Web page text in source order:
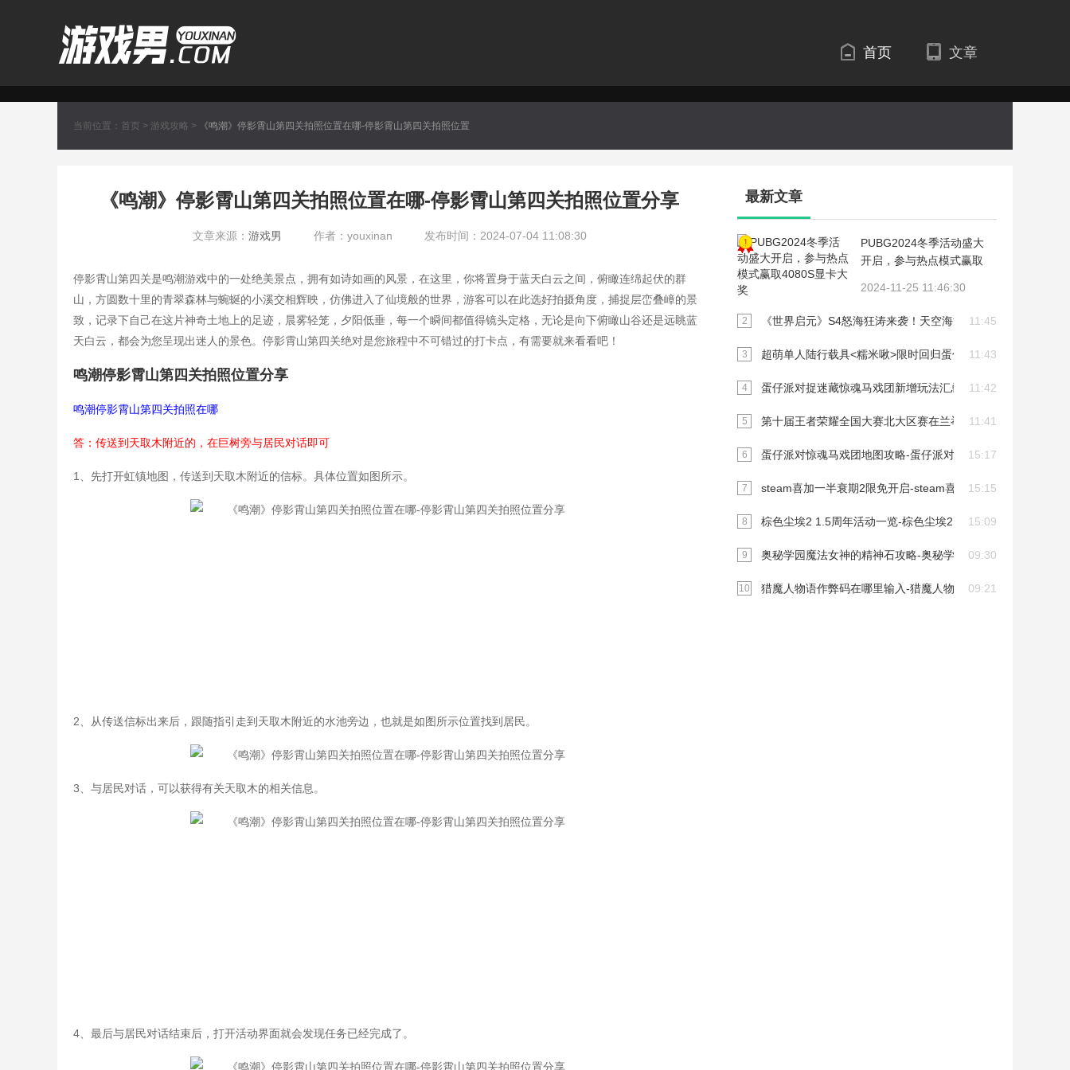
首页 文章
当前位置： 首页 > 游戏攻略 > 《鸣潮》停影霄山第四关拍照位置在哪-停影霄山第四关拍照位置
分享
《鸣潮》停影霄山第四关拍照位置在哪-停影霄山第四关拍照位置分享
文章来源： 游戏男 作者：youxinan 发布时间：2024-07-04 11:08:30
停影霄山第四关是鸣潮游戏中的一处绝美景点，拥有如诗如画的风景，在这里，你将置身于蓝天白云之间，俯瞰连绵起伏的群
山，方圆数十里的青翠森林与蜿蜒的小溪交相辉映，仿佛进入了仙境般的世界，游客可以在此选好拍摄角度，捕捉层峦叠嶂的景
致，记录下自己在这片神奇土地上的足迹，晨雾轻笼，夕阳低垂，每一个瞬间都值得镜头定格，无论是向下俯瞰山谷还是远眺蓝
天白云，都会为您呈现出迷人的景色。停影霄山第四关绝对是您旅程中不可错过的打卡点，有需要就来看看吧！
鸣潮停影霄山第四关拍照位置分享
鸣潮停影霄山第四关拍照在哪
答：传送到天取木附近的，在巨树旁与居民对话即可
1、先打开虹镇地图，传送到天取木附近的信标。具体位置如图所示。
2、从传送信标出来后，跟随指引走到天取木附近的水池旁边，也就是如图所示位置找到居民。
3、与居民对话，可以获得有关天取木的相关信息。
4、最后与居民对话结束后，打开活动界面就会发现任务已经完成了。
最新文章
1
PUBG2024冬季活动盛大
开启，参与热点模式赢取
2024-11-25 11:46:30
2 《世界启元》S4怒海狂涛来袭！天空海洋皆为战场！
11:45
3 超萌单人陆行载具<糯米啾>限时回归蛋仔岛！
11:43
4 蛋仔派对捉迷藏惊魂马戏团新增玩法汇总 11:42
5 第十届王者荣耀全国大赛北大区赛在兰举行11:41
6 蛋仔派对惊魂马戏团地图攻略-蛋仔派对惊魂马戏团新增玩法
15:17
7 steam喜加一半衰期2限免开启-steam喜加一半衰期2免费入库
15:15
8 棕色尘埃2 1.5周年活动一览-棕色尘埃2 1.5周年庆活动一览
15:09
9 奥秘学园魔法女神的精神石攻略-奥秘学园魔法女神的精神石全
09:30
10 猎魔人物语作弊码在哪里输入-猎魔人物语作弊码有哪些
09:21